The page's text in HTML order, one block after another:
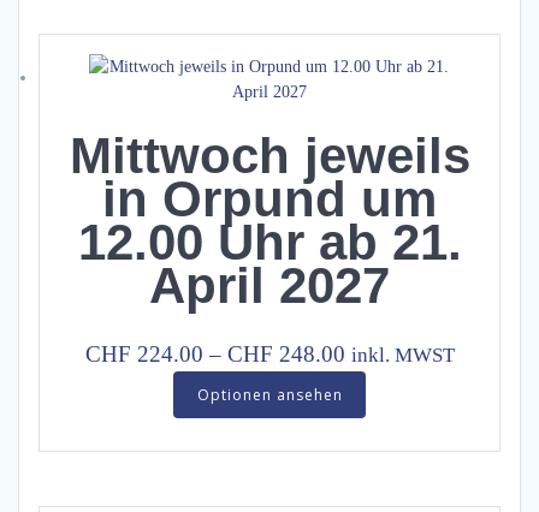
Mittwoch jeweils
in Orpund um
12.00 Uhr ab 21.
April 2027
CHF 224.00 – CHF 248.00Price
CHF 224.00
through
inkl. MWST
Optionen ansehen